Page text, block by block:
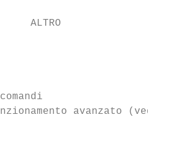
ALTRO
e comandi
avanzato (vedi